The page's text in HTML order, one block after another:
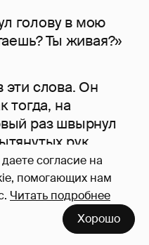
согласие на
помогающих нам
Читать подробнее
Хорошо
голову в мою
Ты живая?»
эти слова. Он
тогда, на
раз швырнул
рук...
ошарашенные
посмотрев в мою